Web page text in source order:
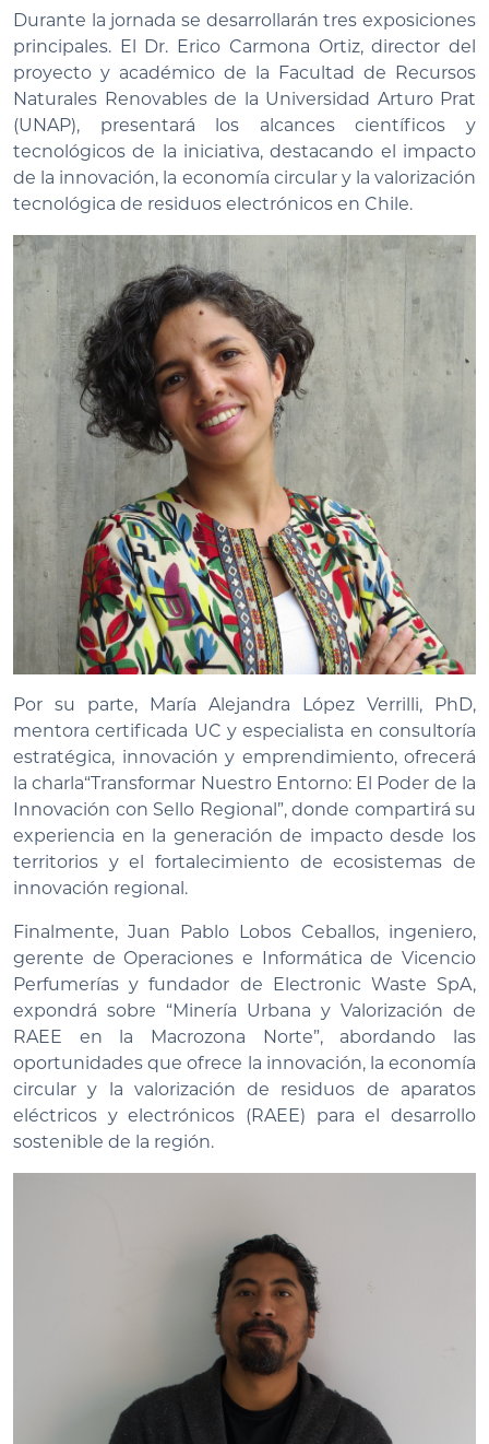
Durante la jornada se desarrollarán tres exposiciones
principales. El Dr. Erico Carmona Ortiz, director del
proyecto y académico de la Facultad de Recursos
Naturales Renovables de la Universidad Arturo Prat
(UNAP), presentará los alcances científicos y
tecnológicos de la iniciativa, destacando el impacto
de la innovación, la economía circular y la valorización
tecnológica de residuos electrónicos en Chile.
Por su parte, María Alejandra López Verrilli, PhD,
mentora certificada UC y especialista en consultoría
estratégica, innovación y emprendimiento, ofrecerá
la charla“Transformar Nuestro Entorno: El Poder de la
Innovación con Sello Regional”, donde compartirá su
experiencia en la generación de impacto desde los
territorios y el fortalecimiento de ecosistemas de
innovación regional.
Finalmente, Juan Pablo Lobos Ceballos, ingeniero,
gerente de Operaciones e Informática de Vicencio
Perfumerías y fundador de Electronic Waste SpA,
expondrá sobre “Minería Urbana y Valorización de
RAEE en la Macrozona Norte”, abordando las
oportunidades que ofrece la innovación, la economía
circular y la valorización de residuos de aparatos
eléctricos y electrónicos (RAEE) para el desarrollo
sostenible de la región.